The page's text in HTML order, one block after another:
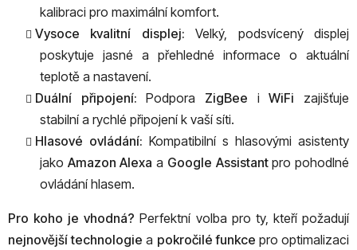
kalibraci pro maximální komfort.
Vysoce kvalitní displej: Velký, podsvícený displej
poskytuje jasné a přehledné informace o aktuální
teplotě a nastavení.
Duální připojení: Podpora ZigBee iWiFi zajišťuje
stabilní a rychlé připojení k vaší síti.
Hlasové ovládání: Kompatibilní s hlasovými asistenty
jako Amazon Alexa a Google Assistantpro pohodlné
ovládání hlasem.
Pro koho je vhodná? Perfektní volba pro ty, kteří požadují
nejnovější technologie a pokročilé funkce pro optimalizaci